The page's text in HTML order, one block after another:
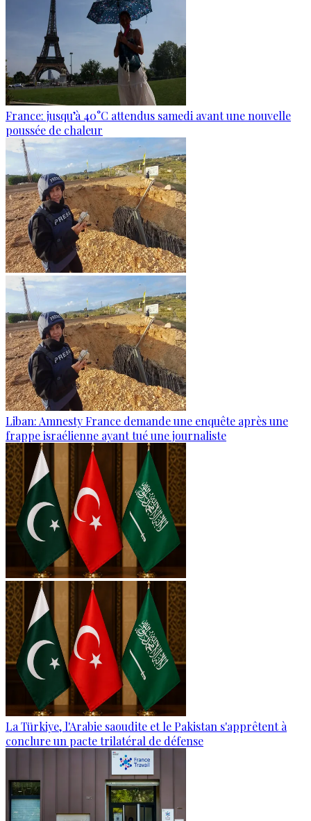
France: jusqu’à 40°C attendus samedi avant une nouvelle
poussée de chaleur
Liban: Amnesty France demande une enquête après une
frappe israélienne ayant tué une journaliste
La Türkiye, l'Arabie saoudite et le Pakistan s'apprêtent à
conclure un pacte trilatéral de défense